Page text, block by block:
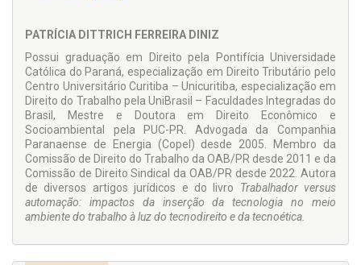
necessária a transformação da cultura de conflito existente
entre empregado público, sindicato e sociedade de economia
mista de prestação de serviço público, privilegiando-se um
ambiente de cooperação. Conclui-se pela necessidade de
alteração do papel das instituições relacionadas à aplicação
do Direito do Trabalho e pela criação de estruturas de
incentivo a fim de colaborar para a mudança do
comportamento dos atores envolvidos, assim como pelo
estabelecimento de critérios objetivos para a aplicação da
reserva do possível. É importante ressaltar que o conceito e
aplicação trabalhados neste livro podem ser também
aplicados para empresas públicas e empresas privadas,
bastando adequar os critérios para o caso concreto.
PATRÍCIA DITTRICH FERREIRA DINIZ
Possui graduação em Direito pela Pontifícia Universidade
Católica do Paraná, especialização em Direito Tributário pelo
Centro Universitário Curitiba – Unicuritiba, especialização em
Direito do Trabalho pela UniBrasil – Faculdades Integradas do
Brasil, Mestre e Doutora em Direito Econômico e
Socioambiental pela PUC-PR. Advogada da Companhia
Paranaense de Energia (Copel) desde 2005. Membro da
Comissão de Direito do Trabalho da OAB/PR desde 2011 e da
Comissão de Direito Sindical da OAB/PR desde 2022. Autora
de diversos artigos jurídicos e do livro Trabalhador versus
automação: impactos da inserção da tecnologia no meio
ambiente do trabalho à luz do tecnodireito e da tecnoética.